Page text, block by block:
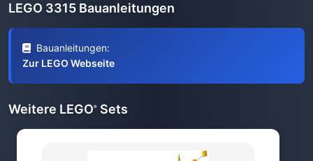
LEGO 3315 Bauanleitungen
Bauanleitungen:
Zur LEGO Webseite
Weitere LEGO® Sets